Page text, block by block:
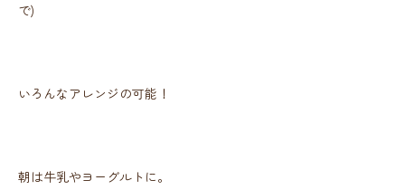
で)
いろんなアレンジの可能！
朝は牛乳やヨーグルトに。